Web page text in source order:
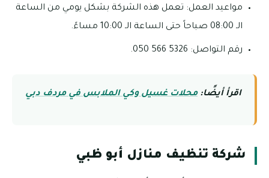
مواعيد العمل: تعمل هذه الشركة بشكل يومي من الساعة
الـ 08:00 صباحاً حتى الساعة الـ 10:00 مساءً.
رقم التواصل: 5326 566 050.
اقرأ أيضًا:محلات غسيل وكي الملابس في مردف دبي
شركة تنظيف منازل أبو ظبي